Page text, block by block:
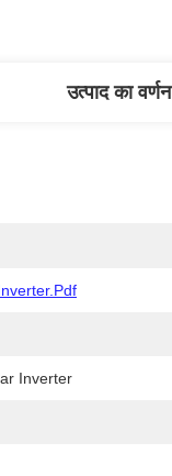
उत्पाद का वर्णन
Inverter